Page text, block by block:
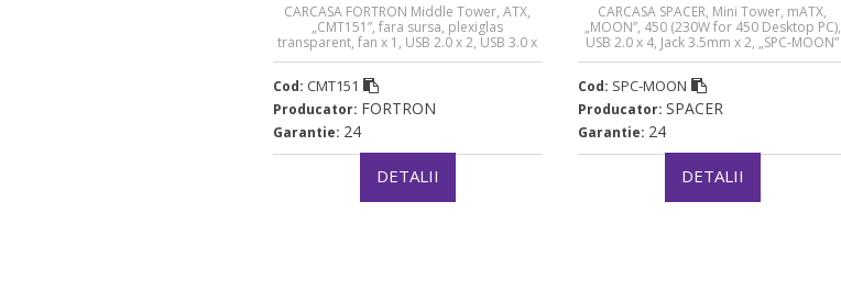
CARCASA FORTRON Middle Tower, ATX,
„CMT151”, fara sursa, plexiglas
transparent, fan x 1, USB 2.0 x 2, USB 3.0 x
1, Jack 3.5 mm x 1, mesh pt. filtrare praf,
Cod: CMT151
Producator: FORTRON
Garantie: 24
DETALII
CARCASA SPACER, Mini Tower, mATX,
„MOON”, 450 (230W for 450 Desktop PC),
USB 2.0 x 4, Jack 3.5mm x 2, „SPC-MOON”
(timbru verde 0.8 lei)
Cod: SPC-MOON
Producator: SPACER
Garantie: 24
DETALII